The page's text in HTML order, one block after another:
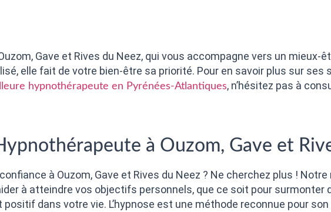
Gave et Rives du Neez, qui vous accompagne vers un mieux-
elle fait de votre bien-être sa priorité. Pour en savoir plus sur ses
hypnothérapeute en Pyrénées-Atlantiques, n’hésitez pas à
à Ouzom, Gave et
à Ouzom, Gave et Rives du Neez ? Ne cherchez plus ! Notre
à atteindre vos objectifs personnels, que ce soit pour surmonter
dans votre vie. L’hypnose est une méthode reconnue pour